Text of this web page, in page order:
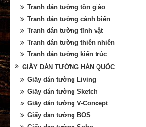
Tranh dán tường tôn giáo
Tranh dán tường cảnh biển
Tranh dán tường tĩnh vật
Tranh dán tường thiên nhiên
Tranh dán tường kiến trúc
GIẤY DÁN TƯỜNG HÀN QUỐC
Giấy dán tường Living
Giấy dán tường Sketch
Giấy dán tường V-Concept
Giấy dán tường BOS